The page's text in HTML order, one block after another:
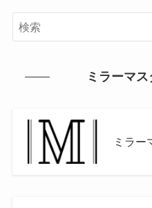
ミラーマ
ミラー